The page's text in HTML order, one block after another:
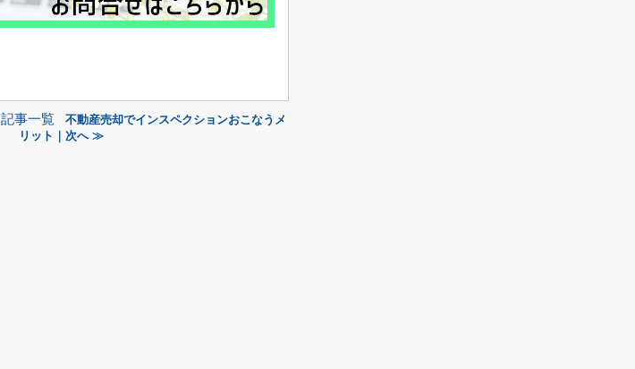
記事一覧
不動産売却でインスペクションおこなうメ
リット｜次へ ≫